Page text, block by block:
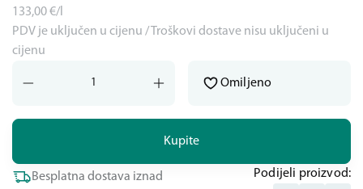
133,00€/l
PDV je uključen u cijenu / Troškovi dostave nisu uključeni u
cijenu
Kupite
Omiljeno
Besplatna dostava iznad
Podijeli proizvod: